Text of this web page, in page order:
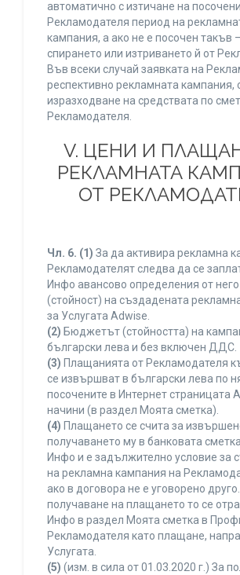
автоматично с изтичане на
Рекламодателя период на
кампания, а ако не е посочен такъв
спирането или изтриването й от
Във всеки случай заявката на
респективно рекламната кампания,
изразходване на средствата по
Рекламодателя.
V. ЦЕНИ И
РЕКЛАМНАТА
ОТ
Чл. 6. (1) За да активира рекламна
Рекламодателят следва да се
Инфо авансово определения от
(стойност) на създадената
за Услугата Adwise.
(2) Бюджетът (стойността) на
български лева и без включен ДДС.
(3) Плащанията от Рекламодателя
се извършват в български лева по
посочените в Интернет страницата
начини (в раздел Моята сметка).
(4) Плащането се счита за
получаването му в банковата
Инфо и е задължително условие за
на рекламна кампания на
ако в договора не е уговорено
получаване на плащането то се
Инфо в раздел Моята сметка в
Рекламодателя като плащане,
Услугата.
(5) (изм. в сила от 01.03.2020 г.) За